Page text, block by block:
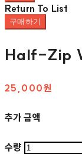
Return To List
구매하기
Half-Zip
25,000원
추가 금액
수량